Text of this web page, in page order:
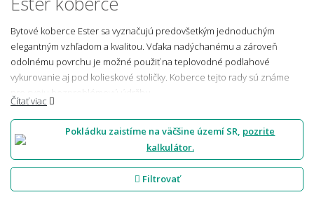
Bytové koberce Ester sa vyznačujú predovšetkým jednoduchým
elegantným vzhľadom a kvalitou. Vďaka nadýchanému a zároveň
odolnému povrchu je možné použiť na teplovodné podlahové
vykurovanie aj pod kolieskové stoličky. Koberce tejto rady sú známe
pre svoju bezproblémovú údržbu.
Čítať viac
Pokládku zaistíme na väčšine území SR, pozrite
kalkulátor.
Filtrovať